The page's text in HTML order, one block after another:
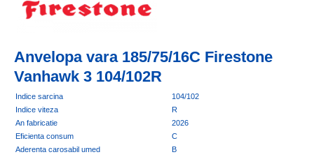
Anvelopa vara 185/75/16C Firestone
Vanhawk 3 104/102R
Indice sarcina
104/102
Indice viteza
R
An fabricatie
2026
Eficienta consum
C
Aderenta carosabil umed
B